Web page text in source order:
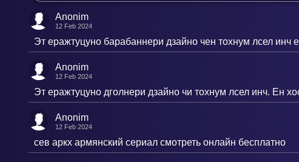
Anonim
12 Feb 2024
Эт еражтуцуно барабаннери дзайно чен тохнум лсел инч
Anonim
12 Feb 2024
Эт еражтуцуно дголнери дзайно чи тохнум лсел инч. Ен
Anonim
12 Feb 2024
сев аркх армянский сериал смотреть онлайн бесплатно